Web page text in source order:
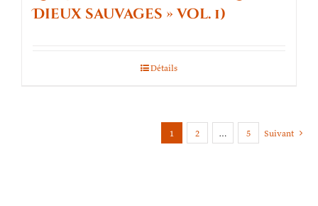
Dieux sauvages » vol. 1)
Détails
1 2 … 5 Suivant